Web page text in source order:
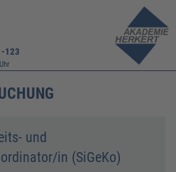
123
und
in (SiGeKo)